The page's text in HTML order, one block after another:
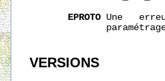
EPROTO Une
VERSIONS